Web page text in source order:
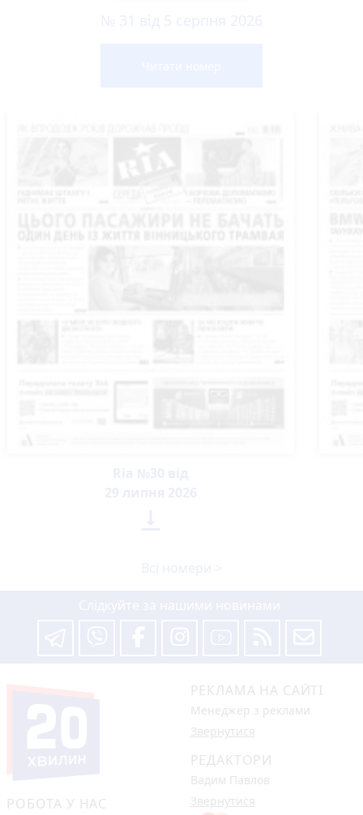
РОБОТА У НАС
РЕКЛАМА НА САЙТІ
Менеджер з реклами
Звернутися
РЕДАКТОРИ
Вадим Павлов
Звернутися